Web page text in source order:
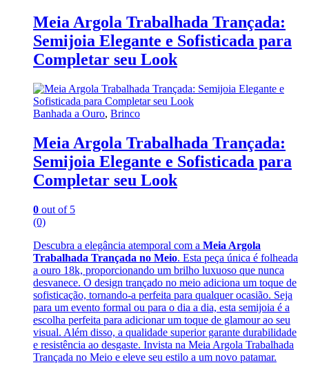
Meia Argola Trabalhada Trançada:
Semijoia Elegante e Sofisticada para
Completar seu Look
Banhada a Ouro, Brinco
Meia Argola Trabalhada Trançada:
Semijoia Elegante e Sofisticada para
Completar seu Look
0 out of 5
(0)
Descubra a elegância atemporal com a Meia Argola
Trabalhada Trançada no Meio. Esta peça única é folheada
a ouro 18k, proporcionando um brilho luxuoso que nunca
desvanece. O design trançado no meio adiciona um toque de
sofisticação, tornando-a perfeita para qualquer ocasião. Seja
para um evento formal ou para o dia a dia, esta semijoia é a
escolha perfeita para adicionar um toque de glamour ao seu
visual. Além disso, a qualidade superior garante durabilidade
e resistência ao desgaste. Invista na Meia Argola Trabalhada
Trançada no Meio e eleve seu estilo a um novo patamar.